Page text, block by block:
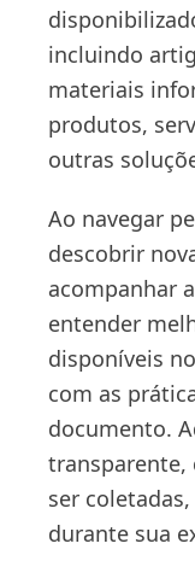
incluindo
materiais
produtos,
outras
Ao navegar
descobrir
acompanhar
entender
disponíveis
com as
documento.
transparente,
ser
durante sua